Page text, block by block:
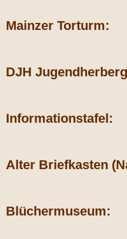
Mainzer Torturm:
DJH
Informationstafel:
Alter Briefkasten
Blüchermuseum: